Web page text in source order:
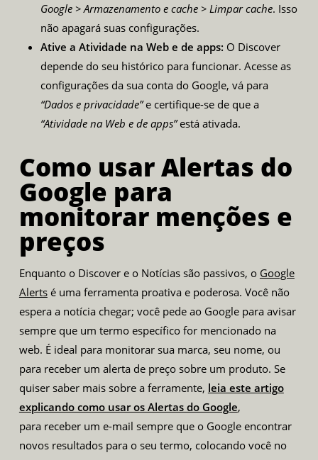
Google > Armazenamento e cache > Limpar cache. Isso
não apagará suas configurações.
Ative a Atividade na Web e de apps: O Discover
depende do seu histórico para funcionar. Acesse as
configurações da sua conta do Google, vá para
“Dados e privacidade”e certifique-se de que a
“Atividade na Web e de apps”está ativada.
Como usar Alertas do
Google para
monitorar menções e
preços
Enquanto o Discover e o Notícias são passivos, o Google
Alertsé uma ferramenta proativa e poderosa. Você não
espera a notícia chegar; você pede ao Google para avisar
sempre que um termo específico for mencionado na
web. É ideal para monitorar sua marca, seu nome, ou
para receber um alerta de preço sobre um produto. Se
quiser saber mais sobre a ferramente, leia este artigo
explicando como usar os Alertas do Google,
para receber um e-mail sempre que o Google encontrar
novos resultados para o seu termo, colocando você no